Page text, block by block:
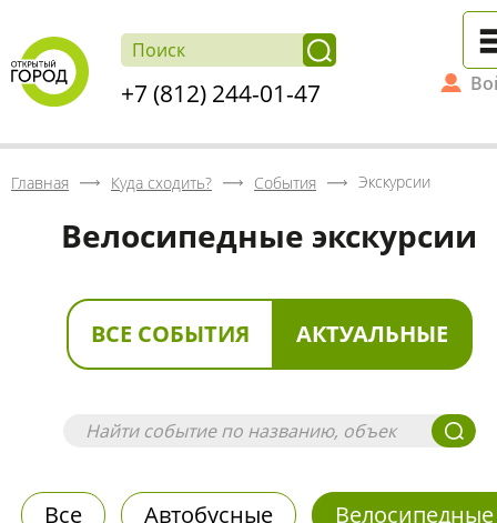
+7 (812) 244-01-47
Главная Куда сходить? События Экскурсии
Велосипедные экскурсии
ВСЕ СОБЫТИЯ АКТУАЛЬНЫЕ
Все Автобусные Велосипедные